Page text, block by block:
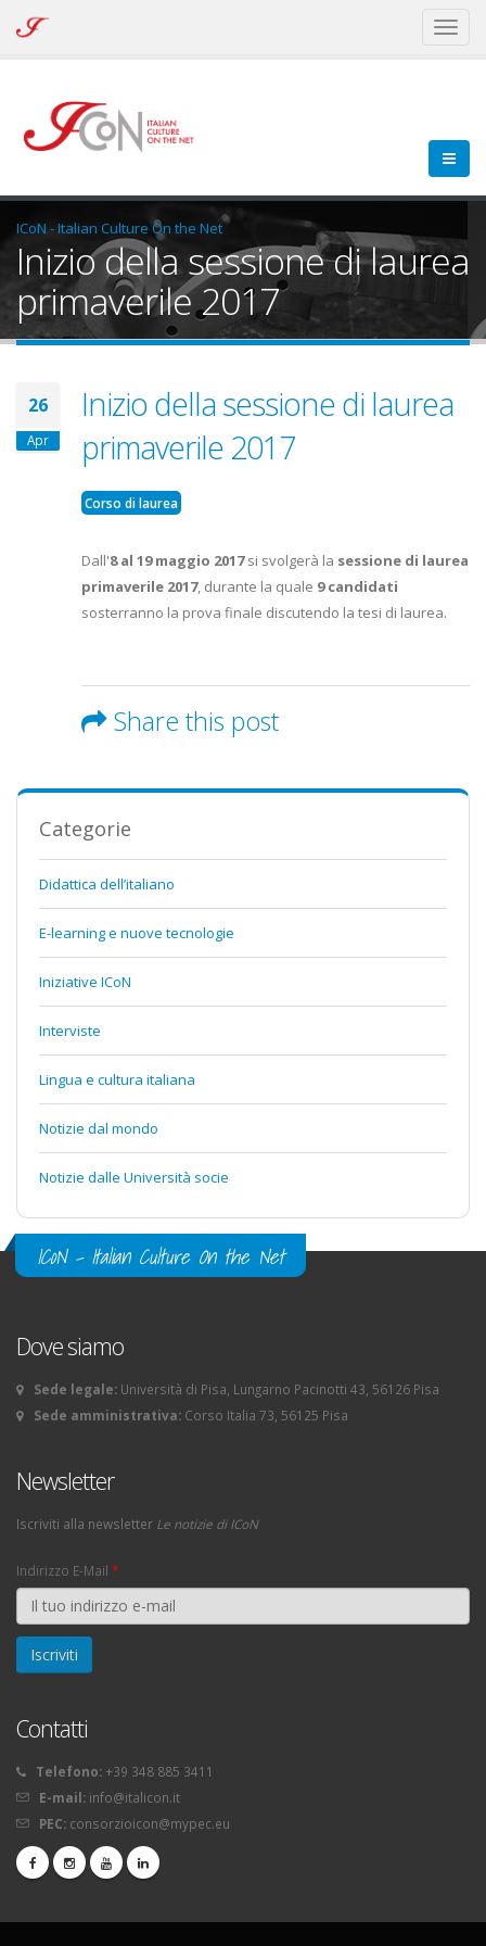
ICoN
On
the
Net
ICoN - Italian Culture On the Net
Inizio della sessione di laurea
primaverile 2017
26
Apr
Inizio della sessione di laurea
primaverile 2017
Corso di laurea
Dall'8 al 19 maggio 2017si svolgerà la sessione di laurea
primaverile 2017, durante la quale 9 candidati
sosterranno la prova finale discutendo la tesi di laurea.
Share this post
Categorie
Didattica dell’italiano
E-learning e nuove tecnologie
Iniziative ICoN
Interviste
Lingua e cultura italiana
Notizie dal mondo
Notizie dalle Università socie
ICoN - Italian Culture On the Net
Dove siamo
Sede legale: Università di Pisa, Lungarno Pacinotti 43, 56126 Pisa
Sede amministrativa: Corso Italia 73, 56125 Pisa
Newsletter
Iscriviti alla newsletter Le notizie di ICoN
Indirizzo E-Mail *
Contatti
Telefono: +39 348 885 3411
E-mail: info@italicon.it
PEC: consorzioicon@mypec.eu